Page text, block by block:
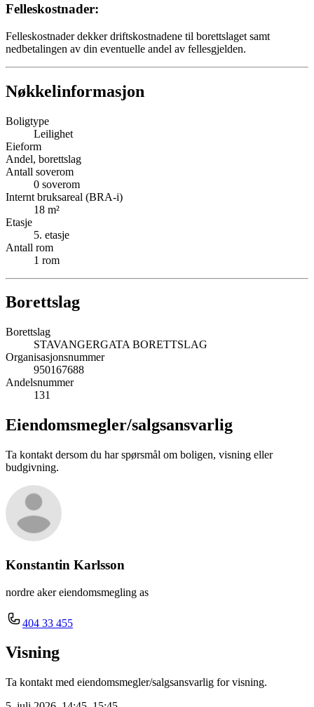
Felleskostnader:
Felleskostnader dekker driftskostnadene til borettslaget samt
nedbetalingen av din eventuelle andel av fellesgjelden.
Nøkkelinformasjon
Boligtype
Leilighet
Eieform
Andel, borettslag
Antall soverom
0 soverom
Internt bruksareal (BRA-i)
18 m²
Etasje
5. etasje
Antall rom
1 rom
Borettslag
Borettslag
STAVANGERGATA BORETTSLAG
Organisasjonsnummer
950167688
Andelsnummer
131
Eiendomsmegler/salgsansvarlig
Ta kontakt dersom du har spørsmål om boligen, visning eller
budgivning.
Konstantin Karlsson
nordre aker eiendomsmegling as
404 33 455
Visning
Ta kontakt med eiendomsmegler/salgsansvarlig for visning.